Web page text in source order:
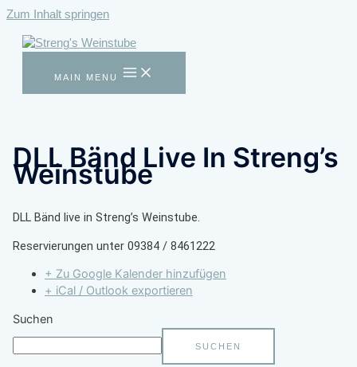
Zum Inhalt springen
MAIN MENU
DLL Bänd Live In Streng’s
Weinstube
DLL Bänd live in Streng’s Weinstube.
Reservierungen unter 09384 / 8461222
+ Zu Google Kalender hinzufügen
+ iCal / Outlook exportieren
Suchen
SUCHEN